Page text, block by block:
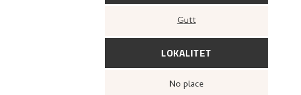
Gutt
LOKALITET
no place